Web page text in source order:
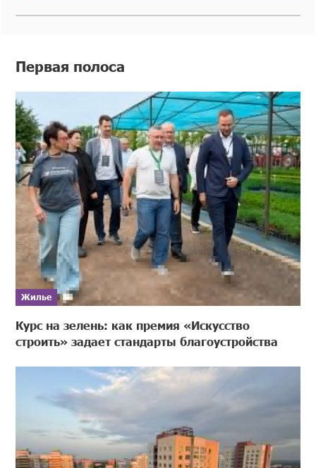
Первая полоса
Жилье
Курс на зелень: как премия «Искусство
строить» задает стандарты благоустройства